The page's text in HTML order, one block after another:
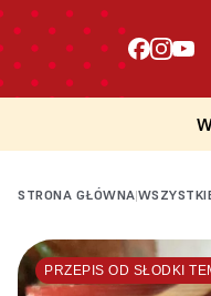
STRONA GŁÓWNA|
PRZEPIS OD SŁODKI